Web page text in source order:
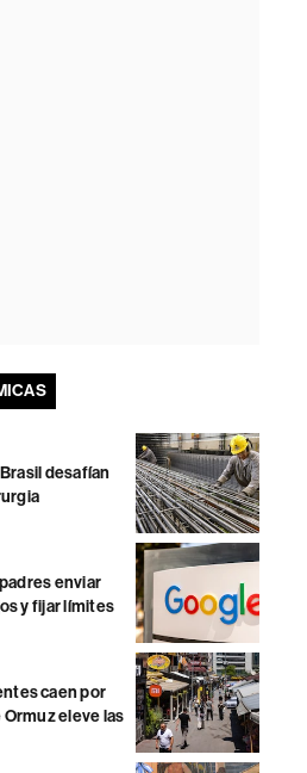
desafían
enviar
y fijar límites
caen por
eleve las